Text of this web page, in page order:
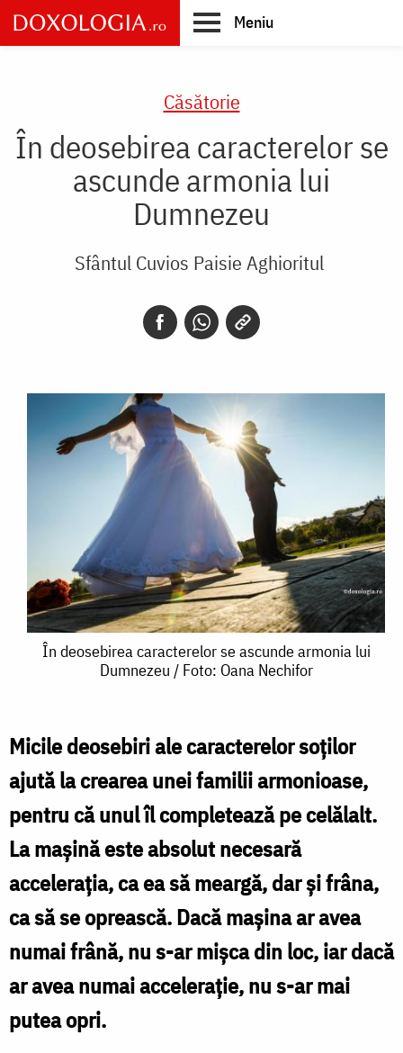
Skip
to
main
Meniu
Căsătorie
În deosebirea caracterelor se
ascunde armonia lui
Dumnezeu
Sfântul Cuvios Paisie Aghioritul
În
deosebirea
se
ascunde
armonia
Dumnezeu
Foto:
Oana
Nechifor
În deosebirea caracterelor se ascunde armonia lui
Dumnezeu / Foto: Oana Nechifor
Micile deosebiri ale caracterelor soților
ajută la crearea unei familii armonioase,
pentru că unul îl com­pletează pe celălalt.
La mașină este absolut necesară
accelerația, ca ea să meargă, dar și frâna,
ca să se oprească. Dacă mașina ar avea
numai frână, nu s-ar mișca din loc, iar dacă
ar avea numai accelerație, nu s-ar mai
putea opri.